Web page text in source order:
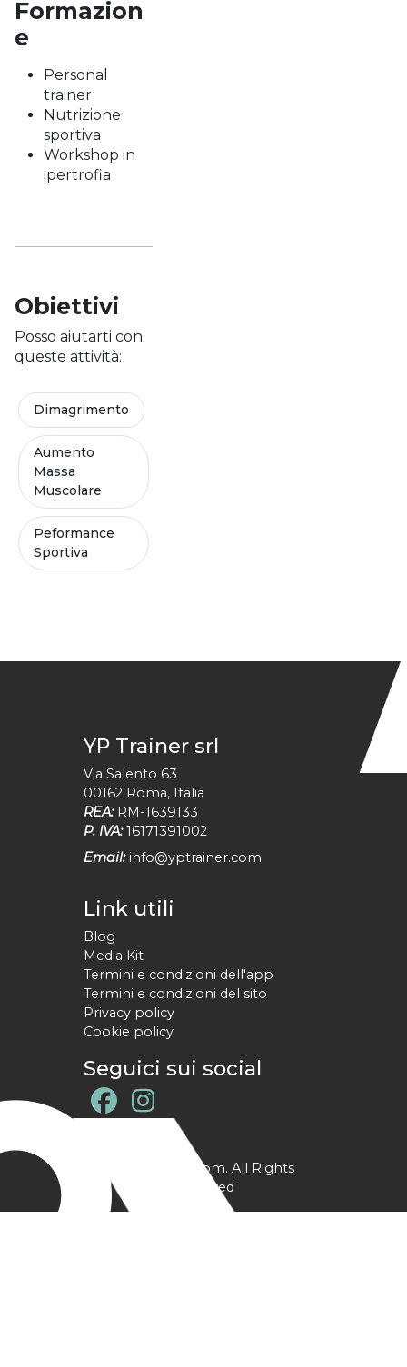
Formazion
e
Personal
trainer
Nutrizione
sportiva
Workshop in
ipertrofia
Obiettivi
Posso aiutarti con
queste attività:
Dimagrimento
Aumento
Massa
Muscolare
Peformance
Sportiva
YP Trainer srl
Via Salento 63
00162 Roma, Italia
REA: RM-1639133
P. IVA: 16171391002
Email: info@yptrainer.com
Link utili
Blog
Media Kit
Termini e condizioni dell'app
Termini e condizioni del sito
Privacy policy
Cookie policy
Seguici sui social
@ YPtrainer.com. All Rights
Reserved